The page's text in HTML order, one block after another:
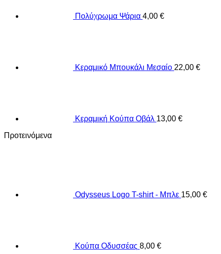
Πολύχρωμα Ψάρια 4,00 €
Κεραμικό Μπουκάλι Μεσαίο 22,00 €
Κεραμική Κούπα Οβάλ 13,00 €
Προτεινόμενα
Odysseus Logo T-shirt - Μπλε 15,00 €
Κούπα Οδυσσέας 8,00 €